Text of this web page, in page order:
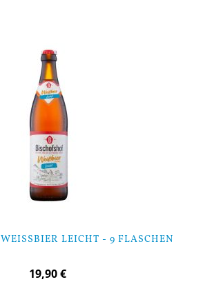
LEICHT - 9 FLASCHEN
19,90 €